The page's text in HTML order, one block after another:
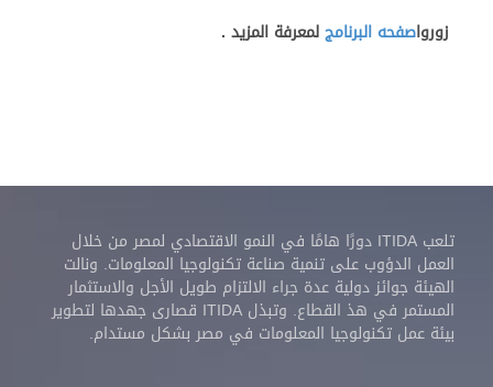
زورواصفحه البرنامجلمعرفة المزيد .
تلعب ITIDA دورًا هامًا في النمو الاقتصادي لمصر من خلال
العمل الدؤوب على تنمية صناعة تكنولوجيا المعلومات. ونالت
الهيئة جوائز دولية عدة جراء الالتزام طويل الأجل والاستثمار
المستمر في هذ القطاع. وتبذل ITIDA قصارى جهدها لتطوير
بيئة عمل تكنولوجيا المعلومات في مصر بشكل مستدام.